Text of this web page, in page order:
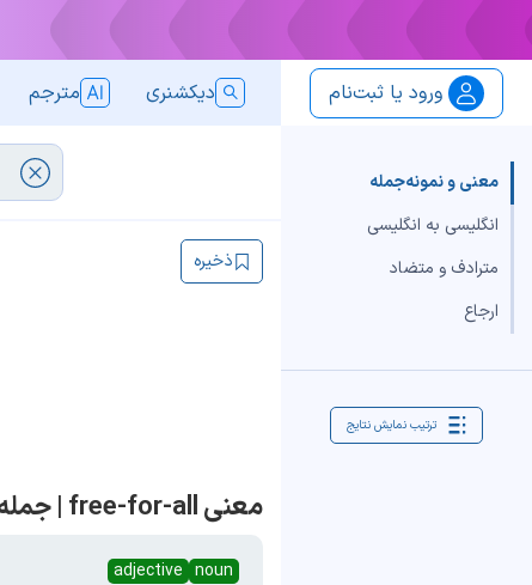
ورود یا ثبت‌نام دیکشنری مترجم
معنی و نمونه‌جمله
انگلیسی به انگلیسی
مترادف و متضاد
ارجاع
ترتیب نمایش نتایج
ذخیره
معنی free-for-all | جمله با free-for-all
noun
adjective